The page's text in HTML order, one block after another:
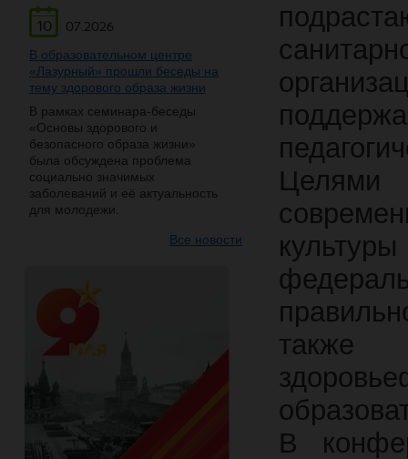
10
07.2026
В образовательном центре
«Лазурный» прошли беседы на
тему здорового образа жизни
В рамках семинара-беседы
«Основы здорового и
безопасного образа жизни»
была обсуждена проблема
социально значимых
заболеваний и её актуальность
для молодежи.
Все новости
Целями
также
В